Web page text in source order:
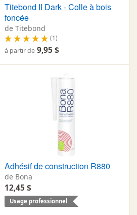
Titebond II Dark - Colle à bois
foncée
de Titebond
(1)
à partir de 9,95 $
Adhésif de construction R880
de Bona
12,45 $
Usage professionnel